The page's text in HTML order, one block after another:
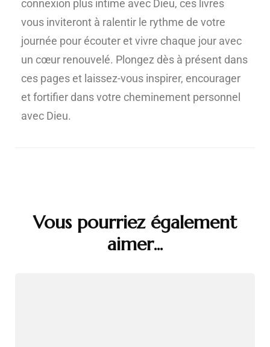
connexion plus intime avec Dieu, ces livres
vous inviteront à ralentir le rythme de votre
journée pour écouter et vivre chaque jour avec
un cœur renouvelé. Plongez dès à présent dans
ces pages et laissez-vous inspirer, encourager
et fortifier dans votre cheminement personnel
avec Dieu.
Vous pourriez également
aimer...